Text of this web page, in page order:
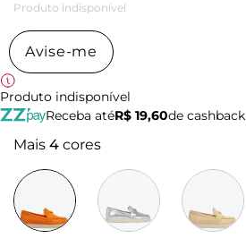
Produto indisponível
Avise-me
Produto indisponível
Receba atéR$ 19,60de cashback
Mais 4 cores